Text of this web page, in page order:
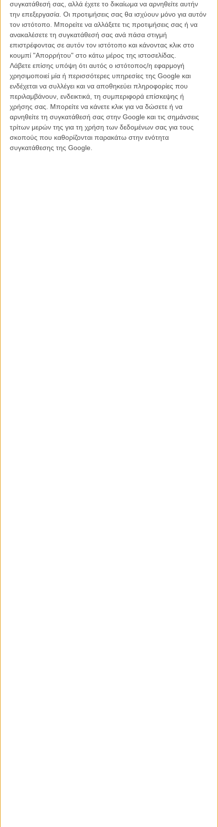
συγκατάθεσή σας, αλλά έχετε το δικαίωμα να αρνηθείτε αυτήν
την επεξεργασία. Οι προτιμήσεις σας θα ισχύουν μόνο για αυτόν
τον ιστότοπο. Μπορείτε να αλλάξετε τις προτιμήσεις σας ή να
ανακαλέσετε τη συγκατάθεσή σας ανά πάσα στιγμή
επιστρέφοντας σε αυτόν τον ιστότοπο και κάνοντας κλικ στο
κουμπί "Απορρήτου" στο κάτω μέρος της ιστοσελίδας.
Λάβετε επίσης υπόψη ότι αυτός ο ιστότοπος/η εφαρμογή
χρησιμοποιεί μία ή περισσότερες υπηρεσίες της Google και
ενδέχεται να συλλέγει και να αποθηκεύει πληροφορίες που
περιλαμβάνουν, ενδεικτικά, τη συμπεριφορά επίσκεψης ή
χρήσης σας. Μπορείτε να κάνετε κλικ για να δώσετε ή να
αρνηθείτε τη συγκατάθεσή σας στην Google και τις σημάνσεις
τρίτων μερών της για τη χρήση των δεδομένων σας για τους
σκοπούς που καθορίζονται παρακάτω στην ενότητα
συγκατάθεσης της Google.
Tags: AVENGERS, Marvel, CAPTAIN AMERICA, IRON MAN